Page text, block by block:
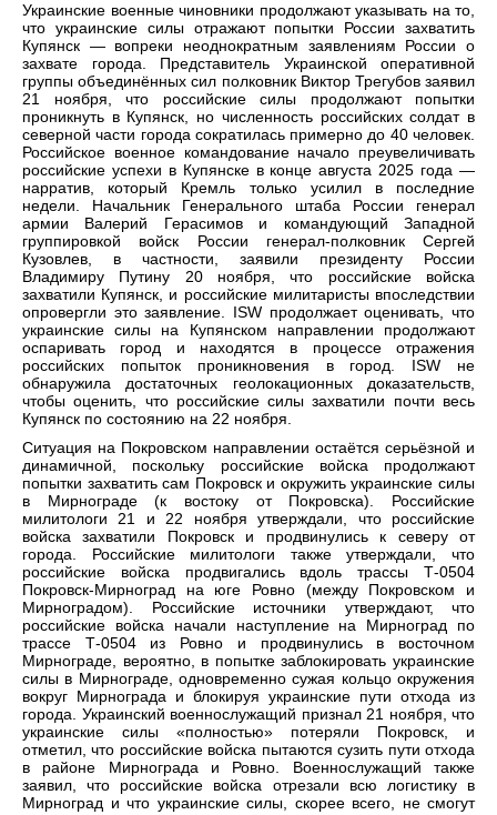
Украинские военные чиновники продолжают указывать на то,
что украинские силы отражают попытки России захватить
Купянск — вопреки неоднократным заявлениям России о
захвате города. Представитель Украинской оперативной
группы объединённых сил полковник Виктор Трегубов заявил
21 ноября, что российские силы продолжают попытки
проникнуть в Купянск, но численность российских солдат в
северной части города сократилась примерно до 40 человек.
Российское военное командование начало преувеличивать
российские успехи в Купянске в конце августа 2025 года —
нарратив, который Кремль только усилил в последние
недели. Начальник Генерального штаба России генерал
армии Валерий Герасимов и командующий Западной
группировкой войск России генерал-полковник Сергей
Кузовлев, в частности, заявили президенту России
Владимиру Путину 20 ноября, что российские войска
захватили Купянск, и российские милитаристы впоследствии
опровергли это заявление. ISW продолжает оценивать, что
украинские силы на Купянском направлении продолжают
оспаривать город и находятся в процессе отражения
российских попыток проникновения в город. ISW не
обнаружила достаточных геолокационных доказательств,
чтобы оценить, что российские силы захватили почти весь
Купянск по состоянию на 22 ноября.
Ситуация на Покровском направлении остаётся серьёзной и
динамичной, поскольку российские войска продолжают
попытки захватить сам Покровск и окружить украинские силы
в Мирнограде (к востоку от Покровска). Российские
милитологи 21 и 22 ноября утверждали, что российские
войска захватили Покровск и продвинулись к северу от
города. Российские милитологи также утверждали, что
российские войска продвигались вдоль трассы Т-0504
Покровск-Мирноград на юге Ровно (между Покровском и
Мирноградом). Российские источники утверждают, что
российские войска начали наступление на Мирноград по
трассе Т-0504 из Ровно и продвинулись в восточном
Мирнограде, вероятно, в попытке заблокировать украинские
силы в Мирнограде, одновременно сужая кольцо окружения
вокруг Мирнограда и блокируя украинские пути отхода из
города. Украинский военнослужащий признал 21 ноября, что
украинские силы «полностью» потеряли Покровск, и
отметил, что российские войска пытаются сузить пути отхода
в районе Мирнограда и Ровно. Военнослужащий также
заявил, что российские войска отрезали всю логистику в
Мирноград и что украинские силы, скорее всего, не смогут